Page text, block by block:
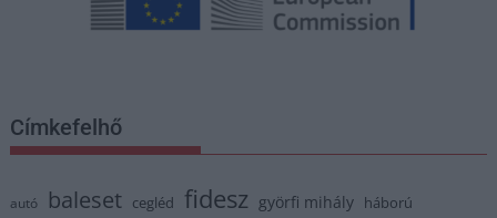
Címkefelhő
autó baleset cegléd fidesz györfi mihály háború